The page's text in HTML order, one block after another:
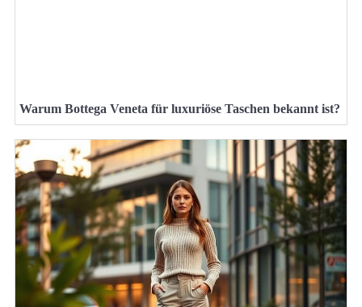
Warum Bottega Veneta für luxuriöse Taschen bekannt ist?